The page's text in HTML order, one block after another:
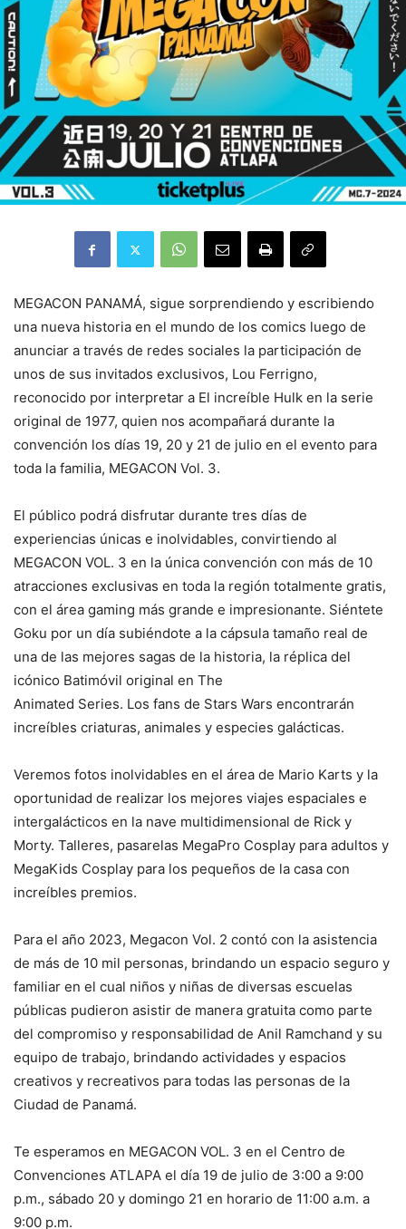
MEGACON PANAMÁ, sigue sorprendiendo y escribiendo
una nueva historia en el mundo de los comics luego de
anunciar a través de redes sociales la participación de
unos de sus invitados exclusivos, Lou Ferrigno,
reconocido por interpretar a El increíble Hulk en la serie
original de 1977, quien nos acompañará durante la
convención los días 19, 20 y 21 de julio en el evento para
toda la familia, MEGACON Vol. 3.
El público podrá disfrutar durante tres días de
experiencias únicas e inolvidables, convirtiendo al
MEGACON VOL. 3 en la única convención con más de 10
atracciones exclusivas en toda la región totalmente gratis,
con el área gaming más grande e impresionante. Siéntete
Goku por un día subiéndote a la cápsula tamaño real de
una de las mejores sagas de la historia, la réplica del
icónico Batimóvil original en The
Animated Series. Los fans de Stars Wars encontrarán
increíbles criaturas, animales y especies galácticas.
Veremos fotos inolvidables en el área de Mario Karts y la
oportunidad de realizar los mejores viajes espaciales e
intergalácticos en la nave multidimensional de Rick y
Morty. Talleres, pasarelas MegaPro Cosplay para adultos y
MegaKids Cosplay para los pequeños de la casa con
increíbles premios.
Para el año 2023, Megacon Vol. 2 contó con la asistencia
de más de 10 mil personas, brindando un espacio seguro y
familiar en el cual niños y niñas de diversas escuelas
públicas pudieron asistir de manera gratuita como parte
del compromiso y responsabilidad de Anil Ramchand y su
equipo de trabajo, brindando actividades y espacios
creativos y recreativos para todas las personas de la
Ciudad de Panamá.
Te esperamos en MEGACON VOL. 3 en el Centro de
Convenciones ATLAPA el día 19 de julio de 3:00 a 9:00
p.m., sábado 20 y domingo 21 en horario de 11:00 a.m. a
9:00 p.m.